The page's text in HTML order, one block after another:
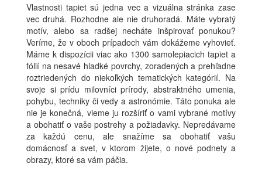
Vlastnosti tapiet sú jedna vec a vizuálna stránka zase
vec druhá. Rozhodne ale nie druhoradá. Máte vybratý
motív, alebo sa radšej necháte inšpirovať ponukou?
Veríme, že v oboch prípadoch vám dokážeme vyhovieť.
Máme k dispozícii viac ako 1300 samolepiacich tapiet a
fólií na nesavé hladké povrchy, zoradených a prehľadne
roztriedených do niekoľkých tematických kategórií. Na
svoje si prídu milovníci prírody, abstraktného umenia,
pohybu, techniky či vedy a astronómie. Táto ponuka ale
nie je konečná, vieme ju rozšíriť o vami vybrané motívy
a obohatiť o vaše postrehy a požiadavky. Nepredávame
za každú cenu, ale snažíme sa obohatiť vašu
domácnosť a svet, v ktorom žijete, o nové podnety a
obrazy, ktoré sa vám páčia.